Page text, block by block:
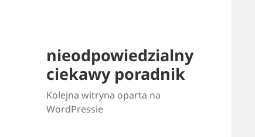
nieodpowiedzialny
ciekawy poradnik
Kolejna witryna oparta na
WordPressie